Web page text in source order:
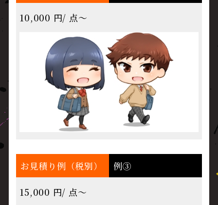
10,000 円/ 点～
お見積り例（税別） 例③
15,000 円/ 点～